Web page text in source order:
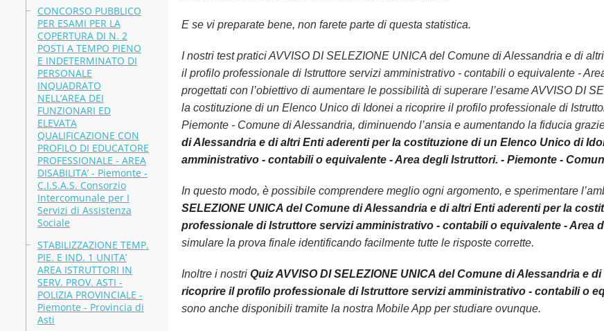
CONCORSO PUBBLICO
PER ESAMI PER LA
COPERTURA DI N. 2
POSTI A TEMPO PIENO
E INDETERMINATO DI
PERSONALE
INQUADRATO
NELL’AREA DEI
FUNZIONARI ED
ELEVATA
QUALIFICAZIONE CON
PROFILO DI EDUCATORE
PROFESSIONALE - AREA
DISABILITA’ - Piemonte -
C.I.S.A.S. Consorzio
Intercomunale per I
Servizi di Assistenza
Sociale
STABILIZZAZIONE TEMP.
PIE. E IND. 1 UNITA’
AREA ISTRUTTORI IN
SERV. PROV. ASTI -
POLIZIA PROVINCIALE -
Piemonte - Provincia di
Asti
E se vi preparate bene, non farete parte di questa statistica.
I nostri test pratici AVVISO DI SELEZIONE UNICA del Comune di Alessandria e di
il profilo professionale di Istruttore servizi amministrativo - contabili o equivalente -
progettati con l’obiettivo di aumentare le possibilità di superare l’esame AVVISO DI
la costituzione di un Elenco Unico di Idonei a ricoprire il profilo professionale di
Piemonte - Comune di Alessandria, diminuendo l’ansia e aumentando la fiducia
di Alessandria e di altri Enti aderenti per la costituzione di un Elenco Unico di
amministrativo - contabili o equivalente - Area degli Istruttori. - Piemonte -
In questo modo, è possibile comprendere meglio ogni argomento, e sperimentare
SELEZIONE UNICA del Comune di Alessandria e di altri Enti aderenti per la
professionale di Istruttore servizi amministrativo - contabili o equivalente - Area
simulare la prova finale identificando facilmente tutte le risposte corrette.
Inoltre i nostri Quiz AVVISO DI SELEZIONE UNICA del Comune di Alessandria
ricoprire il profilo professionale di Istruttore servizi amministrativo - contabili o
sono anche disponibili tramite la nostra Mobile App per studiare ovunque.